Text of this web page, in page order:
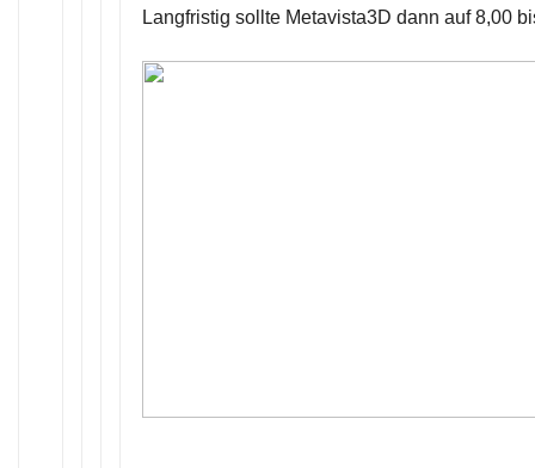
Langfristig sollte Metavista3D dann auf 8,00